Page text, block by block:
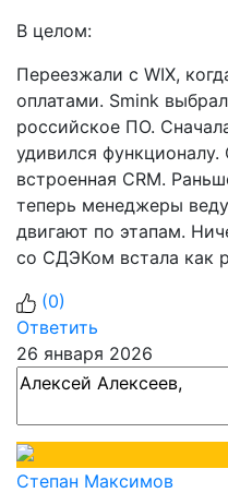
В целом:
Переезжали с WIX,
оплатами. Smink
российское ПО.
удивился
встроенная CRM.
теперь менеджеры
двигают по этапам.
со СДЭКом встала как
(0)
Ответить
26 января 2026
Степан Максимов